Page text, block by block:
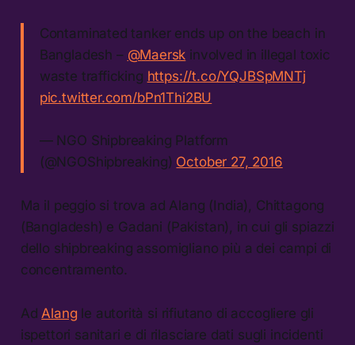
Contaminated tanker ends up on the beach in
Bangladesh – @Maersk involved in illegal toxic
waste trafficking https://t.co/YQJBSpMNTj
pic.twitter.com/bPn1Thi2BU
— NGO Shipbreaking Platform
(@NGOShipbreaking) October 27, 2016
Ma il peggio si trova ad Alang (India), Chittagong
(Bangladesh) e Gadani (Pakistan), in cui gli spiazzi
dello shipbreaking assomigliano più a dei campi di
concentramento.
Ad Alang le autorità si rifiutano di accogliere gli
ispettori sanitari e di rilasciare dati sugli incidenti